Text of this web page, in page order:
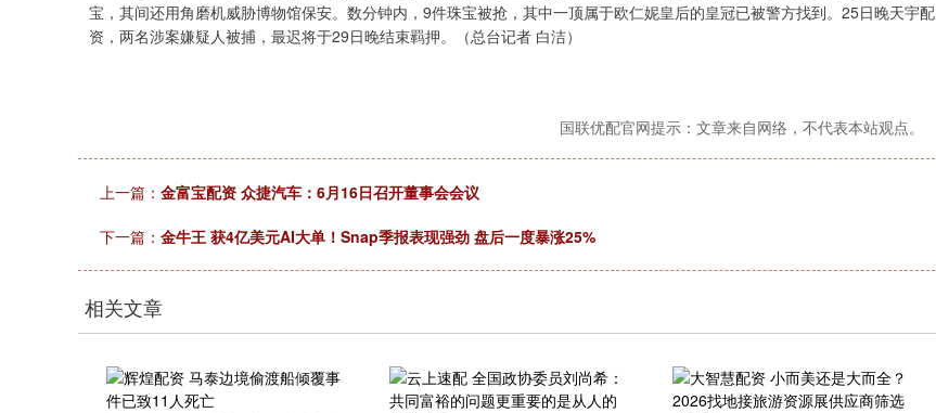
宝，其间还用角磨机威胁博物馆保安。数分钟内，9件珠宝被抢，其中一顶属于欧仁妮皇后的皇冠已被警方找到。25日晚天宇配
资，两名涉案嫌疑人被捕，最迟将于29日晚结束羁押。（总台记者 白洁）
国联优配官网提示：文章来自网络，不代表本站观点。
上一篇： 金富宝配资 众捷汽车：6月16日召开董事会会议
下一篇： 金牛王 获4亿美元AI大单！Snap季报表现强劲 盘后一度暴涨25%
相关文章